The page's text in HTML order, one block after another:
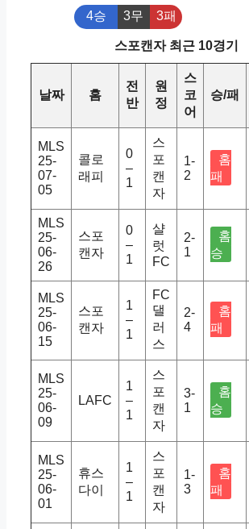
4승 3무 3패
스포캔자 최근 10경기
날짜 홈
전
반
원
정
스
코
어
승/패
MLS
25-
07-
05
콜로
래피
0
–
1
스
포
캔
자
1-
2
홈
패
MLS
25-
06-
26
스포
캔자
0
–
1
샬
럿
FC
2-
1
홈
승
MLS
25-
06-
15
스포
캔자
1
–
1
FC
댈
러
스
2-
4
홈
패
MLS
25-
06-
09
LAFC
1
–
1
스
포
캔
자
3-
1
홈
승
MLS
25-
06-
01
휴스
다이
1
–
1
스
포
캔
자
1-
3
홈
패